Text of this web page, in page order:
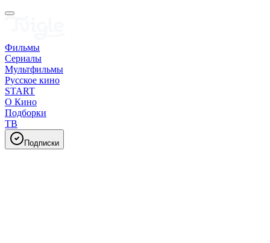
Фильмы
Сериалы
Мультфильмы
Русское кино
START
О Кино
Подборки
ТВ
Подписки